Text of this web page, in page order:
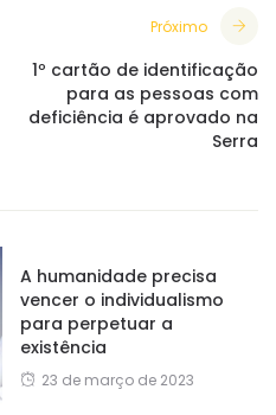
Próximo
1º cartão de identificação
para as pessoas com
deficiência é aprovado na
Serra
A humanidade precisa
vencer o individualismo
para perpetuar a
existência
23 de março de 2023